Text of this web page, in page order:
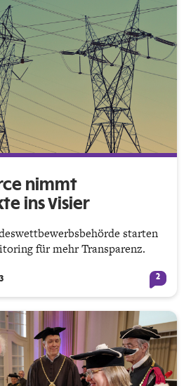
nimmt
ins Visier
starten
für mehr Transparenz.
2